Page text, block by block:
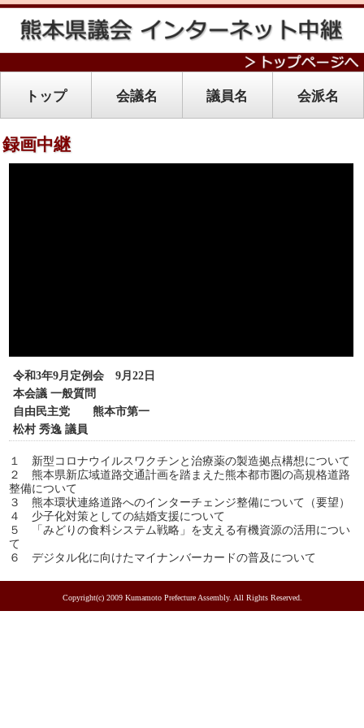
トップ 会議名 議員名 会派名
録画中継
令和3年9月定例会 9月22日
本会議 一般質問
自由民主党 熊本市第一
松村 秀逸 議員
１ 新型コロナウイルスワクチンと治療薬の製造拠点構想について
２ 熊本県新広域道路交通計画を踏まえた熊本都市圏の高規格道路
整備について
３ 熊本環状連絡道路へのインターチェンジ整備について（要望）
４ 少子化対策としての結婚支援について
５ 「みどりの食料システム戦略」を支える有機資源の活用につい
て
６ デジタル化に向けたマイナンバーカードの普及について
Copyright(c) 2009 Kumamoto Prefecture Assembly. All Rights Reserved.